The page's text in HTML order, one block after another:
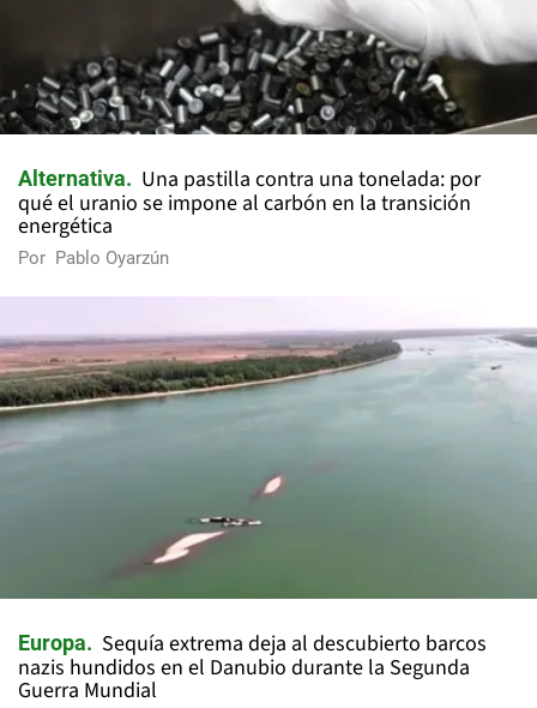
Alternativa
Una pastilla contra una tonelada: por
qué el uranio se impone al carbón en la transición
energética
Por Pablo Oyarzún
Europa
Sequía extrema deja al descubierto barcos
nazis hundidos en el Danubio durante la Segunda
Guerra Mundial